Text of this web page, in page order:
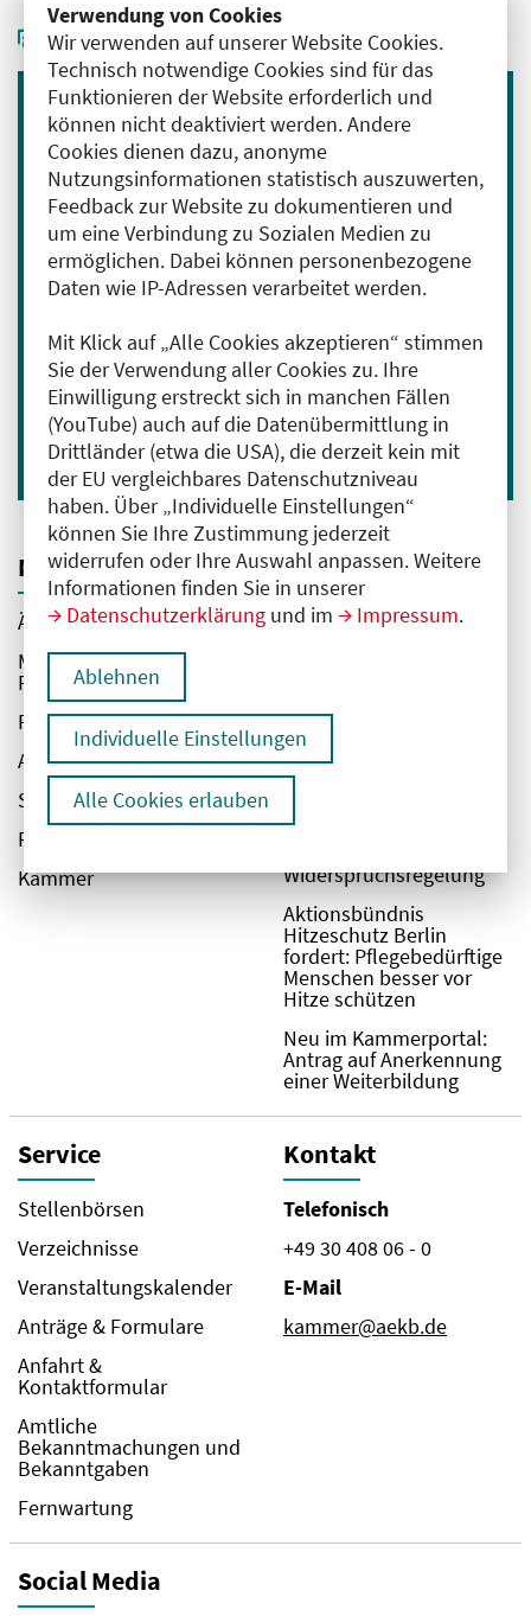
Verwendung von Cookies
Wir verwenden auf unserer Website Cookies.
Technisch notwendige Cookies sind für das
Funktionieren der Website erforderlich und
können nicht deaktiviert werden. Andere
Cookies dienen dazu, anonyme
Nutzungsinformationen statistisch auszuwerten,
Feedback zur Website zu dokumentieren und
um eine Verbindung zu Sozialen Medien zu
ermöglichen. Dabei können personenbezogene
Daten wie IP-Adressen verarbeitet werden.
Mit Klick auf „Alle Cookies akzeptieren“ stimmen
Sie der Verwendung aller Cookies zu. Ihre
Einwilligung erstreckt sich in manchen Fällen
(YouTube) auch auf die Datenübermittlung in
Drittländer (etwa die USA), die derzeit kein mit
der EU vergleichbares Datenschutzniveau
haben. Über „Individuelle Einstellungen“
können Sie Ihre Zustimmung jederzeit
widerrufen oder Ihre Auswahl anpassen. Weitere
Informationen finden Sie in unserer
Datenschutzerklärung und im Impressum.
Ablehnen
Individuelle Einstellungen
Alle Cookies erlauben
Immer informiert bleiben
Melden Sie sich für unseren Newsletter an:
E-Mail-Adresse eingeben
Ich bin mit der Verarbeitung meiner Daten
zum Erhalt des Newsletters einverstanden.
Hier geht es zu unserer
Datenschutzerklärung.
Anmelden
Navigation
Ärzt:innen
Medizinische
Fachangestellte
Patient:innen
Aktuelles
Service & Kontakt
Recht
Kammer
Top-Themen
GKV-Sparvorschläge
warnen vor Kipppunkt
des Systems
Organspende-Zahlen
Berlin begrüßt neue
Widerspruchsregelung
Aktionsbündnis
Hitzeschutz Berlin
fordert: Pflegebedürftige
Menschen besser vor
Hitze schützen
Neu im Kammerportal:
Antrag auf Anerkennung
einer Weiterbildung
Service
Stellenbörsen
Verzeichnisse
Veranstaltungskalender
Anträge & Formulare
Anfahrt &
Kontaktformular
Amtliche
Bekanntmachungen und
Bekanntgaben
Fernwartung
Kontakt
Telefonisch
+49 30 408 06 - 0
E-Mail
kammer@aekb.de
Social Media